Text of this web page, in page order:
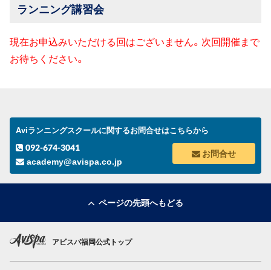
ランニング講習会
現在お申込みいただける回はございません。次回開催まで
お待ちください。
Aviランニングスクールに関するお問合せはこちらから
092-674-3041
academy@avispa.co.jp
お問合せ
ページの先頭へもどる
アビスパ福岡公式トップ